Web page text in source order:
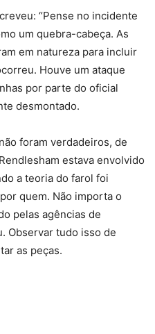
“Pense no incidente
um quebra-cabeça. As
em natureza para incluir
Houve um ataque
por parte do oficial
desmontado.
foram verdadeiros, de
estava envolvido
a teoria do farol foi
quem. Não importa o
pelas agências de
Observar tudo isso de
as peças.